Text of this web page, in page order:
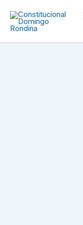
contenido